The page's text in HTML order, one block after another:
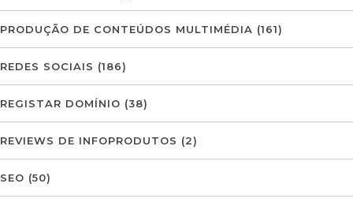
PRODUÇÃO DE CONTEÚDOS MULTIMÉDIA (161)
REDES SOCIAIS (186)
REGISTAR DOMÍNIO (38)
REVIEWS DE INFOPRODUTOS (2)
SEO (50)